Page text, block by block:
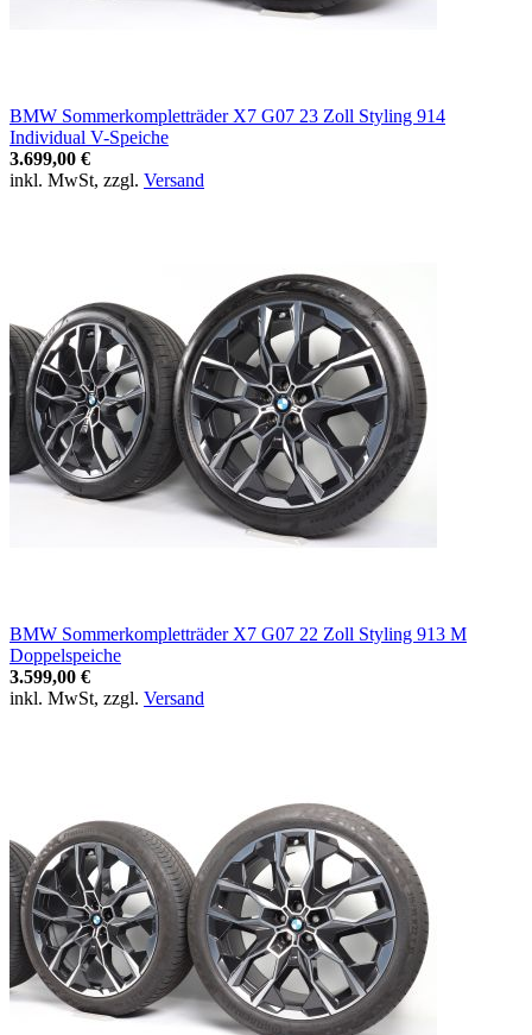
BMW Sommerkompletträder X7 G07 23 Zoll Styling 914
Individual V-Speiche
3.699,00 €
inkl. MwSt, zzgl. Versand
BMW Sommerkompletträder X7 G07 22 Zoll Styling 913 M
Doppelspeiche
3.599,00 €
inkl. MwSt, zzgl. Versand